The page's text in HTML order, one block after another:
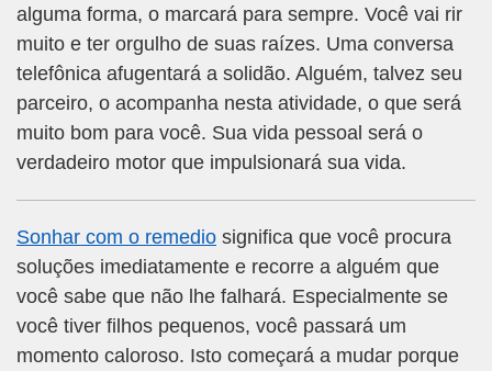
alguma forma, o marcará para sempre. Você vai rir
muito e ter orgulho de suas raízes. Uma conversa
telefônica afugentará a solidão. Alguém, talvez seu
parceiro, o acompanha nesta atividade, o que será
muito bom para você. Sua vida pessoal será o
verdadeiro motor que impulsionará sua vida.
Sonhar com o remedio significa que você procura
soluções imediatamente e recorre a alguém que
você sabe que não lhe falhará. Especialmente se
você tiver filhos pequenos, você passará um
momento caloroso. Isto começará a mudar porque